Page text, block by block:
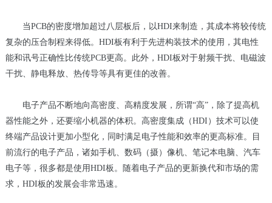
当PCB的密度增加超过八层板后，以HDI来制造，其成本将较传统
复杂的压合制程来得低。HDI板有利于先进构装技术的使用，其电性
能和讯号正确性比传统PCB更高。此外，HDI板对于射频干扰、电磁波
干扰、静电释放、热传导等具有更佳的改善。
电子产品不断地向高密度、高精度发展，所谓“高”，除了提高机
器性能之外，还要缩小机器的体积。高密度集成（HDI）技术可以使
终端产品设计更加小型化，同时满足电子性能和效率的更高标准。目
前流行的电子产品，诸如手机、数码（摄）像机、笔记本电脑、汽车
电子等，很多都是使用HDI板。随着电子产品的更新换代和市场的需
求，HDI板的发展会非常迅速。